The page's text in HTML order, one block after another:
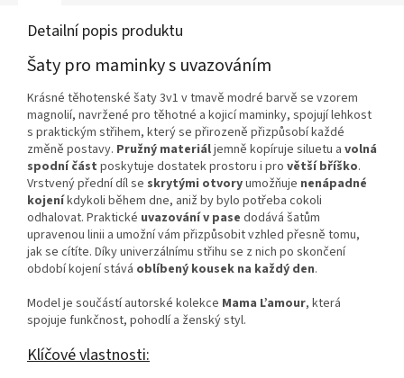
Detailní popis produktu
Šaty pro maminky s uvazováním
Krásné těhotenské šaty 3v1 v tmavě modré barvě se vzorem
magnolií, navržené pro těhotné a kojicí maminky, spojují lehkost
s praktickým střihem, který se přirozeně přizpůsobí každé
změně postavy. Pružný materiáljemně kopíruje siluetu a volná
spodní část poskytuje dostatek prostoru i pro větší bříško.
Vrstvený přední díl se skrytými otvoryumožňuje nenápadné
kojeníkdykoli během dne, aniž by bylo potřeba cokoli
odhalovat. Praktické uvazování v pase dodává šatům
upravenou linii a umožní vám přizpůsobit vzhled přesně tomu,
jak se cítíte. Díky univerzálnímu střihu se z nich po skončení
období kojení stává oblíbený kousek na každý den.
Model je součástí autorské kolekce Mama L’amour, která
spojuje funkčnost, pohodlí a ženský styl.
Klíčové vlastnosti: